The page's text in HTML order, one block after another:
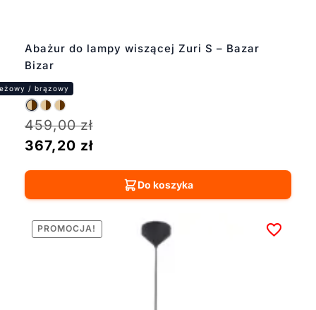
Abażur do lampy wiszącej Zuri S – Bazar
Bizar
459,00zł
367,20 zł
Do koszyka
PROMOCJA!